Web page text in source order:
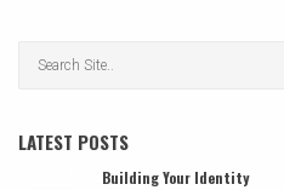
LATEST POSTS
Building Your Identity